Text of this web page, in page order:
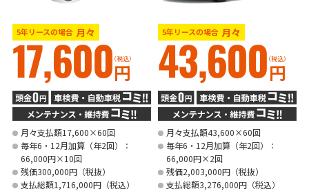
5年リースの場合 月々
17,600円
（税込）
月々支払額17,600×60回
毎年6・12月加算（年2回）：
66,000円×10回
残価300,000円（税抜）
支払総額1,716,000円（税込）
5年リースの場合 月々
43,600円
（税込）
月々支払額43,600×60回
毎年6・12月加算（年2回）：
66,000円×2回
残価2,003,000円（税抜）
支払総額3,276,000円（税込）